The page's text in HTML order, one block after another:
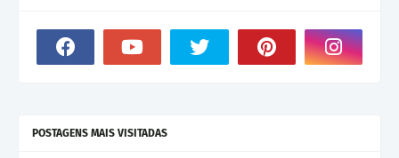
POSTAGENS MAIS VISITADAS